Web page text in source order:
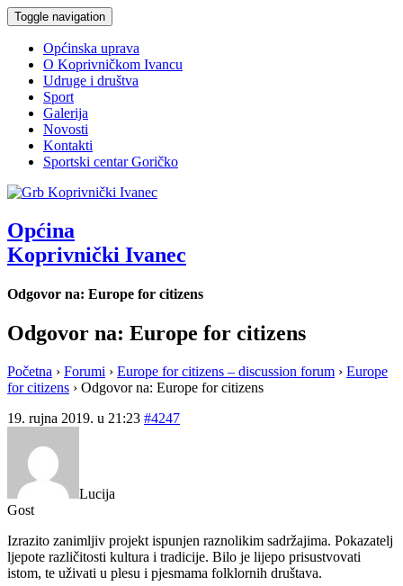
Toggle navigation
Općinska uprava
O Koprivničkom Ivancu
Udruge i društva
Sport
Galerija
Novosti
Kontakti
Sportski centar Goričko
Općina
Koprivnički Ivanec
Odgovor na: Europe for citizens
Odgovor na: Europe for citizens
Početna › Forumi › Europe for citizens – discussion forum › Europe
for citizens › Odgovor na: Europe for citizens
19. rujna 2019. u 21:23 #4247
Lucija
Gost
Izrazito zanimljiv projekt ispunjen raznolikim sadržajima. Pokazatelj
ljepote različitosti kultura i tradicije. Bilo je lijepo prisustvovati
istom, te uživati u plesu i pjesmama folklornih društava.